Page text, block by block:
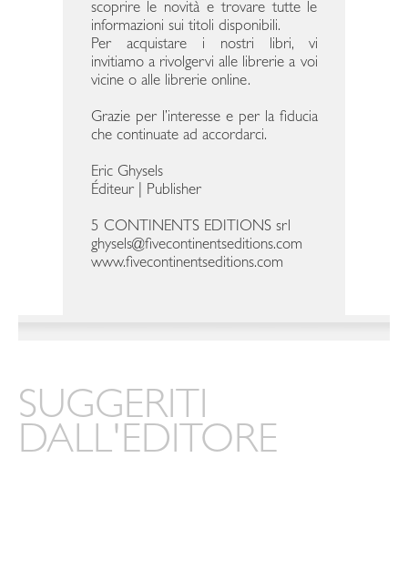
scoprire le novità e trovare tutte le
informazioni sui titoli disponibili.
Per acquistare i nostri libri, vi
invitiamo a rivolgervi alle librerie a voi
vicine o alle librerie online.
Grazie per l’interesse e per la fiducia
che continuate ad accordarci.
Eric Ghysels
Éditeur | Publisher
5 CONTINENTS EDITIONS srl
ghysels@fivecontinentseditions.com
www.fivecontinentseditions.com
SUGGERITI
DALL'EDITORE